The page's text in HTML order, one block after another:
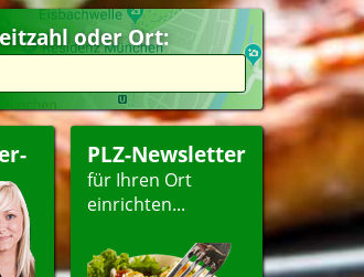
oder Ort:
PLZ-Newsletter
für Ihren Ort
einrichten...